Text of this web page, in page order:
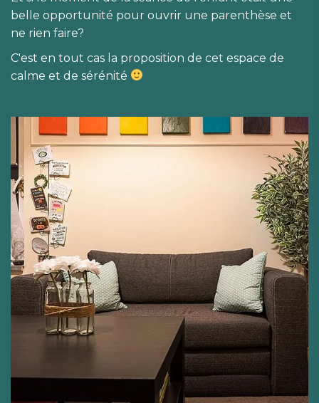
belle opportunité pour ouvrir une parenthèse et
ne rien faire?
C'est en tout cas la proposition de cet espace de
calme et de sérénité